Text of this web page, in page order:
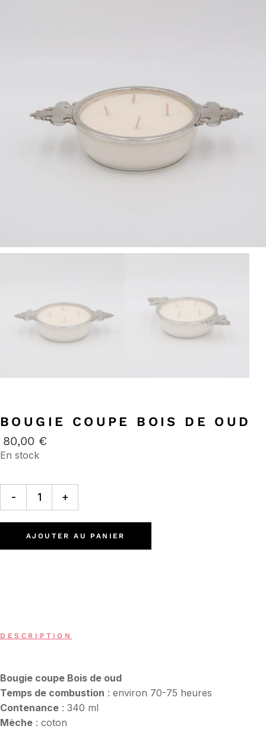
BOUGIE COUPE BOIS DE OUD
80,00 €
En stock
- +
AJOUTER AU PANIER
DESCRIPTION
Bougie coupe Bois de oud
Temps de combustion : environ 70-75 heures
Contenance : 340 ml
Mèche : coton